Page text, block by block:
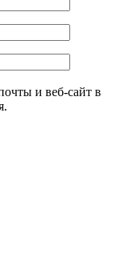
и веб-сайт в